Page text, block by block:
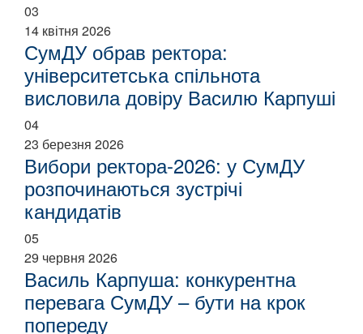
03
14 квітня 2026
СумДУ обрав ректора:
університетська спільнота
висловила довіру Василю Карпуші
04
23 березня 2026
Вибори ректора-2026: у СумДУ
розпочинаються зустрічі
кандидатів
05
29 червня 2026
Василь Карпуша: конкурентна
перевага СумДУ – бути на крок
попереду